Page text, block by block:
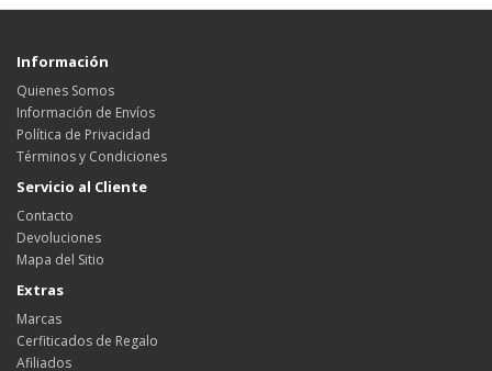
Información
Quienes Somos
Información de Envíos
Política de Privacidad
Términos y Condiciones
Servicio al Cliente
Contacto
Devoluciones
Mapa del Sitio
Extras
Marcas
Cerfiticados de Regalo
Afiliados